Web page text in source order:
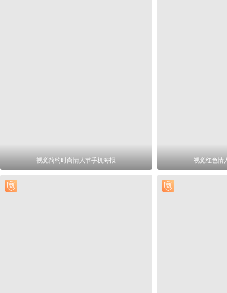
视觉简约时尚情人节手机海报 视觉红色情